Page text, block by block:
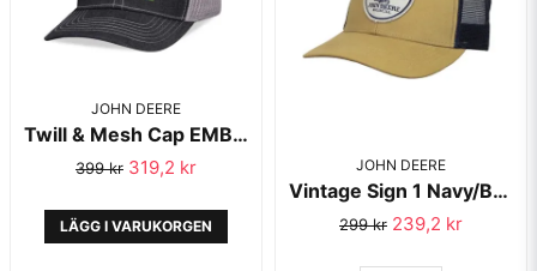
JOHN DEERE
Twill & Mesh Cap EMB Logo Charcoal Trucker Cap - John Deere
399 kr 319,2 kr
LÄGG I VARUKORGEN
JOHN DEERE
Vintage Sign 1 Navy/Brown Trucker Cap - John Deere
299 kr 239,2 kr